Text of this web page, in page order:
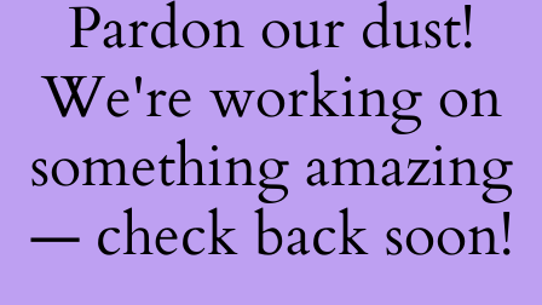
Pardon our dust!
We're working on
something amazing
— check back soon!